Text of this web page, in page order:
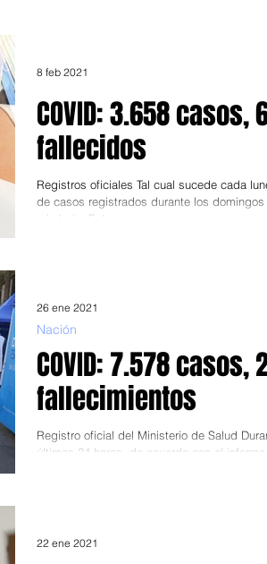
COVID: 3.658 casos,
fallecidos
Registros oficiales Tal cual sucede cada
de casos registrados durante los domingos
a la baja. Esto se...
8 feb 2021
COVID: 7.578 casos,
fallecimientos
Registro oficial del Ministerio de Salud
últimas 24 horas, de acuerdo con el
Nación
26 ene 2021
22 ene 2021